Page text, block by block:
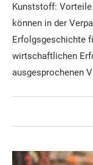
Kunststoff:
können in der
Erfolgsgeschichte
wirtschaftlichen
ausgesprochenen